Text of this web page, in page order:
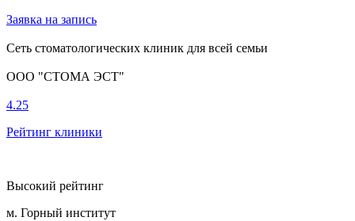
Заявка на запись
Сеть стоматологических клиник для всей семьи
ООО "СТОМА ЭСТ"
4.25
Рейтинг клиники
Высокий рейтинг
м. Горный институт